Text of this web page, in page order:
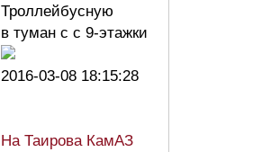
Троллейбусную
в туман с с 9-этажки
2016-03-08 18:15:28
На Таирова КамАЗ